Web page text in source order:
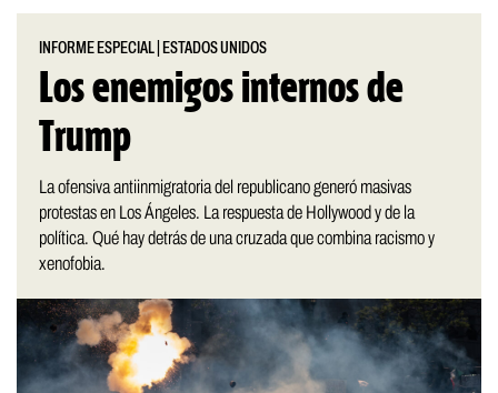
INFORME ESPECIAL ESTADOS UNIDOS
Los enemigos internos de
Trump
La ofensiva antiinmigratoria del republicano generó masivas
protestas en Los Ángeles. La respuesta de Hollywood y de la
política. Qué hay detrás de una cruzada que combina racismo y
xenofobia.